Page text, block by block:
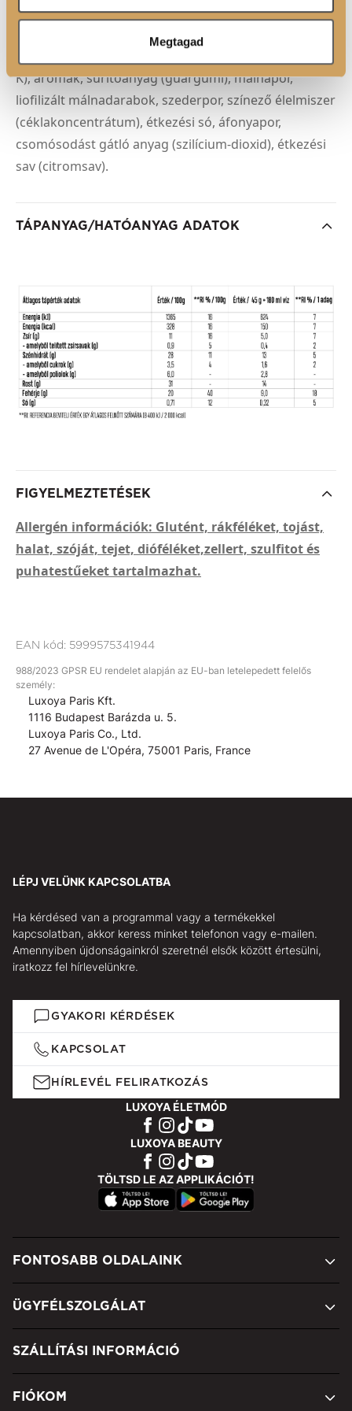
Megtagad
MCT* olajpor [MCT olajpor (kókuszolajból),
gumiarábikum, csomósodást gátló anyag (szilícium-
K), aromák, sűrítőanyag (guargumi), málnapor,
liofilizált málnadarabok, szederpor, színező élelmiszer
(céklakoncentrátum), étkezési só, áfonyapor,
csomósodást gátló anyag (szilícium-dioxid), étkezési
sav (citromsav).
TÁPANYAG/HATÓANYAG ADATOK
FIGYELMEZTETÉSEK
Allergén információk: Glutént, rákféléket, tojást,
halat, szóját, tejet, dióféléket,zellert, szulfitot és
puhatestűeket tartalmazhat.
EAN kód: 5999575341944
988/2023 GPSR EU rendelet alapján az EU-ban letelepedett felelős
személy:
Luxoya Paris Kft.
1116 Budapest Barázda u. 5.
Luxoya Paris Co., Ltd.
27 Avenue de L'Opéra, 75001 Paris, France
LÉPJ VELÜNK KAPCSOLATBA
Ha kérdésed van a programmal vagy a termékekkel
kapcsolatban, akkor keress minket telefonon vagy e-mailen.
Amennyiben újdonságainkról szeretnél elsők között értesülni,
iratkozz fel hírlevelünkre.
GYAKORI KÉRDÉSEK
KAPCSOLAT
HÍRLEVÉL FELIRATKOZÁS
LUXOYA ÉLETMÓD
LUXOYA BEAUTY
TÖLTSD LE AZ APPLIKÁCIÓT!
FONTOSABB OLDALAINK
ÜGYFÉLSZOLGÁLAT
SZÁLLÍTÁSI INFORMÁCIÓ
FIÓKOM